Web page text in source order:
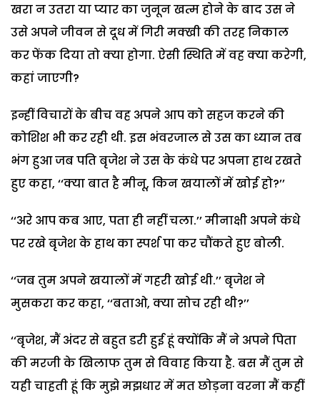
खरा न उतरा या प्यार का जुनून खत्म होने के बाद उस ने
उसे अपने जीवन से दूध में गिरी मक्खी की तरह निकाल
कर फेंक दिया तो क्या होगा. ऐसी स्थिति में वह क्या करेगी,
कहां जाएगी?
इन्हीं विचारों के बीच वह अपने आप को सहज करने की
कोशिश भी कर रही थी. इस भंवरजाल से उस का ध्यान तब
भंग हुआ जब पति बृजेश ने उस के कंधे पर अपना हाथ रखते
हुए कहा, ‘‘क्या बात है मीनू, किन खयालों में खोई हो?’’
‘‘अरे आप कब आए, पता ही नहीं चला.’’ मीनाक्षी अपने कंधे
पर रखे बृजेश के हाथ का स्पर्श पा कर चौंकते हुए बोली.
‘‘जब तुम अपने खयालों में गहरी खोई थी.’’ बृजेश ने
मुसकरा कर कहा, ‘‘बताओ, क्या सोच रही थी?’’
‘‘बृजेश, मैं अंदर से बहुत डरी हुई हूं क्योंकि मैं ने अपने पिता
की मरजी के खिलाफ तुम से विवाह किया है. बस मैं तुम से
यही चाहती हूं कि मुझे मझधार में मत छोड़ना वरना मैं कहीं